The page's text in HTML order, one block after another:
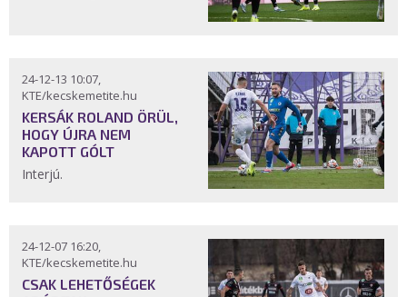
24-12-13 10:07,
KTE/kecskemetite.hu
KERSÁK ROLAND ÖRÜL,
HOGY ÚJRA NEM
KAPOTT GÓLT
Interjú.
24-12-07 16:20,
KTE/kecskemetite.hu
CSAK LEHETŐSÉGEK